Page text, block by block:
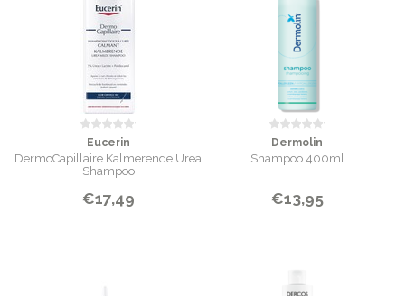
Eucerin
DermoCapillaire Kalmerende Urea
Shampoo
€17,49
Dermolin
Shampoo 400ml
€13,95